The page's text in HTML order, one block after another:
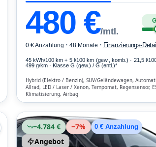
480€/mtl.
0 € Anzahlung · 48 Monate · Finanzierungs-
45 kWh/100 km + 5 l/100 km (gew., komb.) · 21,5 l/
499 g/km · Klasse G (gew.) / G (entl.)*
Hybrid (Elektro / Benzin), SUV/Geländewagen,
Allrad, LED / Laser / Xenon, Tempomat, Regensensor,
Klimatisierung, Airbag
−4.784 € −7% 0 € Anzahlung
Angebot